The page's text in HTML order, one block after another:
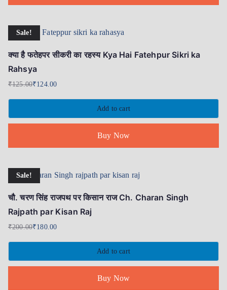
Sale!
क्या है फतेहपर सीकरी का रहस्य Kya Hai Fatehpur Sikri ka
Rahsya
₹125.00₹124.00
Add to cart
Buy Now
Sale!
चौ. चरण सिंह राजपथ पर किसान राज Ch. Charan Singh
Rajpath par Kisan Raj
₹200.00₹180.00
Add to cart
Buy Now